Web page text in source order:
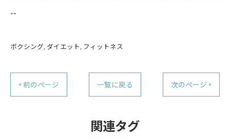
--
ボクシング ダイエット フィットネス
< 前のページ 一覧に戻る 次のページ >
関連タグ